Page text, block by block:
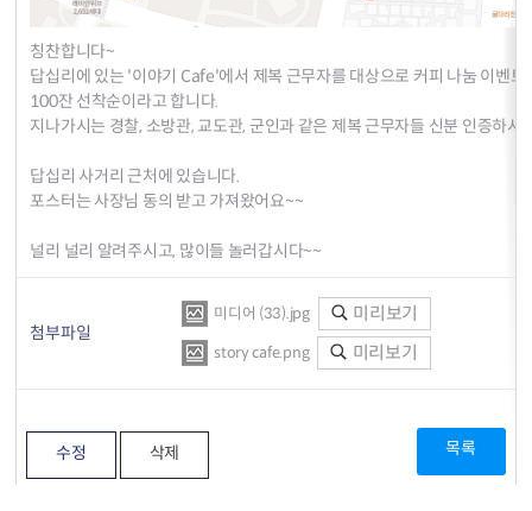
칭찬합니다~
답십리에 있는 '이야기 Cafe'에서 제복 근무자를 대상으로 커피 나눔 이벤트
100잔 선착순이라고 합니다.
지나가시는 경찰, 소방관, 교도관, 군인과 같은 제복 근무자들 신분 인증하시
답십리 사거리 근처에 있습니다.
포스터는 사장님 동의 받고 가져왔어요~~
널리 널리 알려주시고, 많이들 놀러갑시다~~
첨부파일
미디어 (33).jpg 미리보기
story cafe.png 미리보기
수정 삭제 목록